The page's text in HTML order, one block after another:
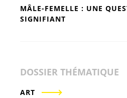
MÂLE-FEMELLE : UNE
SIGNIFIANT
DOSSIER THÉMATIQUE
ART